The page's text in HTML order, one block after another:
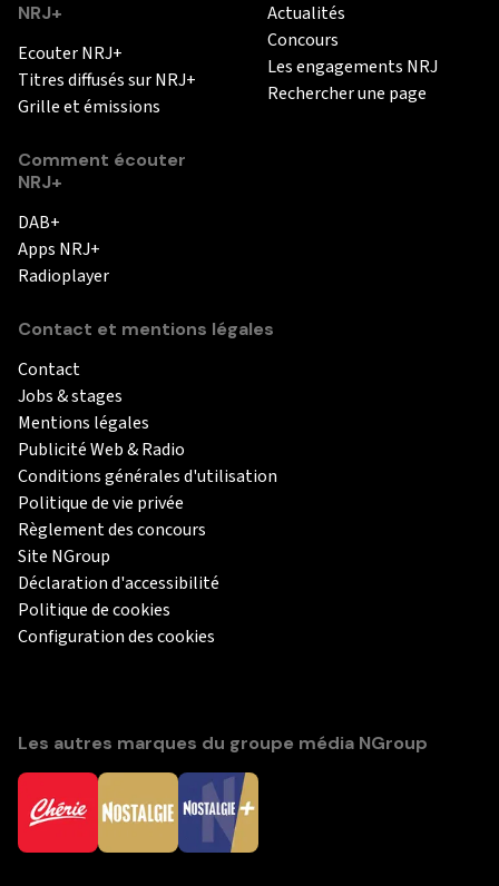
NRJ+
Ecouter NRJ+
Titres diffusés sur NRJ+
Grille et émissions
Comment écouter
NRJ+
DAB+
Apps NRJ+
Radioplayer
Actualités
Concours
Les engagements NRJ
Rechercher une page
Contact et mentions légales
Contact
Jobs & stages
Mentions légales
Publicité Web & Radio
Conditions générales d'utilisation
Politique de vie privée
Règlement des concours
Site NGroup
Déclaration d'accessibilité
Politique de cookies
Configuration des cookies
Les autres marques du groupe média NGroup